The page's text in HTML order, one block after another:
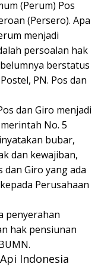
(Perum) Pos
(Persero). Apa
menjadi
persoalan hak
berstatus
PN. Pos dan
dan Giro menjadi
No. 5
bubar,
dan kewajiban,
dan Giro yang ada
Perusahaan
penyerahan
hak pensiunan
Indonesia